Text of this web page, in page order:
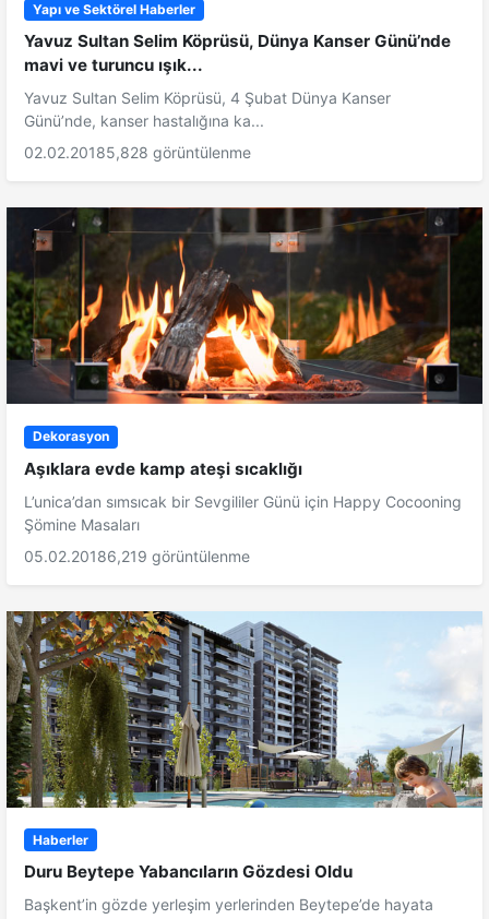
Yapı ve Sektörel Haberler
Yavuz Sultan Selim Köprüsü, Dünya Kanser Günü’nde
mavi ve turuncu ışık...
Yavuz Sultan Selim Köprüsü, 4 Şubat Dünya Kanser
Günü’nde, kanser hastalığına ka...
02.02.20185,828 görüntülenme
Dekorasyon
Aşıklara evde kamp ateşi sıcaklığı
L’unica’dan sımsıcak bir Sevgililer Günü için Happy Cocooning
Şömine Masaları
05.02.20186,219 görüntülenme
Haberler
Duru Beytepe Yabancıların Gözdesi Oldu
Başkent’in gözde yerleşim yerlerinden Beytepe’de hayata